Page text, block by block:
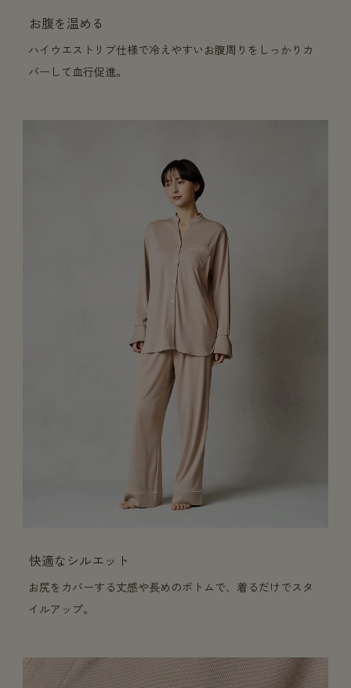
お腹を温める
ハイウエストリブ仕様で冷えやすいお腹周りをしっかりカ
バーして血行促進。
快適なシルエット
お尻をカバーする丈感や長めのボトムで、着るだけでスタ
イルアップ。